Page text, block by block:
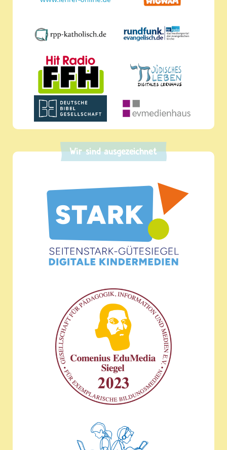
Wir sind ausgezeichnet